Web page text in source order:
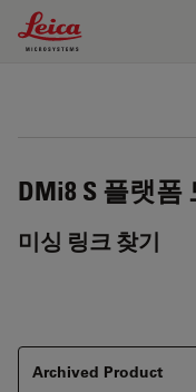
Leica Microsystems
DMi8 S 플랫폼
미싱 링크 찾기
Archived Product